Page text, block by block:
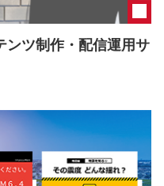
ンツ制作・配信運用サ